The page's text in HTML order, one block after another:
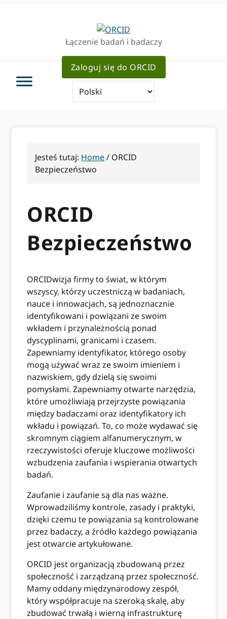
Łączenie badań i badaczy
Zaloguj się do ORCID
Jesteś tutaj: Home/ ORCID
Bezpieczeństwo
ORCID
Bezpieczeństwo
ORCIDwizja firmy to świat, w którym
wszyscy, którzy uczestniczą w badaniach,
nauce i innowacjach, są jednoznacznie
identyfikowani i powiązani ze swoim
wkładem i przynależnością ponad
dyscyplinami, granicami i czasem.
Zapewniamy identyfikator, którego osoby
mogą używać wraz ze swoim imieniem i
nazwiskiem, gdy dzielą się swoimi
pomysłami. Zapewniamy otwarte narzędzia,
które umożliwiają przejrzyste powiązania
między badaczami oraz identyfikatory ich
wkładu i powiązań. To, co może wydawać się
skromnym ciągiem alfanumerycznym, w
rzeczywistości oferuje kluczowe możliwości
wzbudzenia zaufania i wspierania otwartych
badań.
Zaufanie i zaufanie są dla nas ważne.
Wprowadziliśmy kontrole, zasady i praktyki,
dzięki czemu te powiązania są kontrolowane
przez badaczy, a źródło każdego powiązania
jest otwarcie artykułowane.
ORCID jest organizacją zbudowaną przez
społeczność i zarządzaną przez społeczność.
Mamy oddany międzynarodowy zespół,
który współpracuje na szeroką skalę, aby
zbudować trwałą i wierną infrastrukturę